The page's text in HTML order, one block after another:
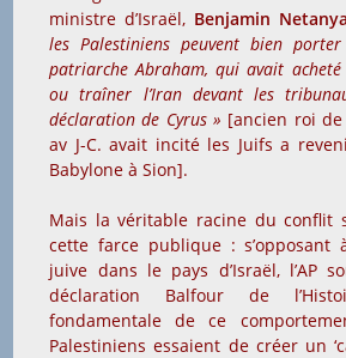
ministre d’Israël, Benjamin
les Palestiniens peuvent bien
patriarche Abraham, qui avait
ou traîner l’Iran devant les
déclaration de Cyrus » [ancien roi
av J-C. avait incité les Juifs a
Babylone à Sion].
Mais la véritable racine du conflit
cette farce publique : s’opposant
juive dans le pays d’Israël, l’AP
déclaration Balfour de
fondamentale de ce
Palestiniens essaient de créer un